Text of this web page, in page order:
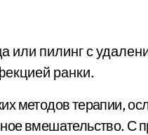
или пилинг с
ранки.
методов терапии,
вмешательство. С